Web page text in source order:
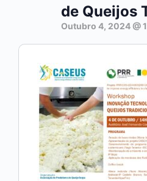
de Queijos
Outubro 4, 2024 @